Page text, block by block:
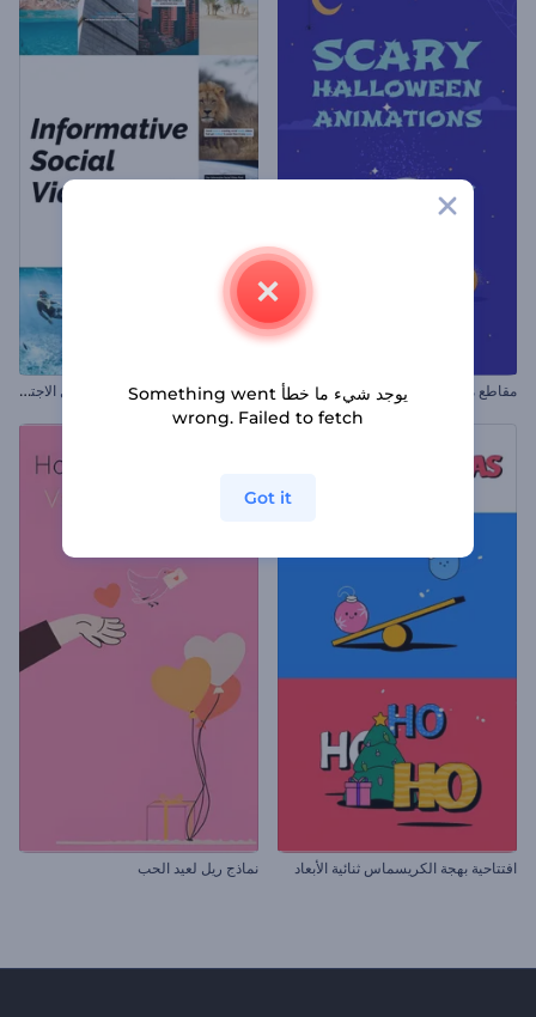
مقاطع مخيفة للهالوين م
جموعة فيديوهات وسائل التواصل الاجتماعي الموضوعية
افتتاحية بهجة الكريسماس ثنائية الأبعاد نماذج ريل لعيد الحب
يوجد شيء ما خطأ Something went
wrong. Failed to fetch
Got it